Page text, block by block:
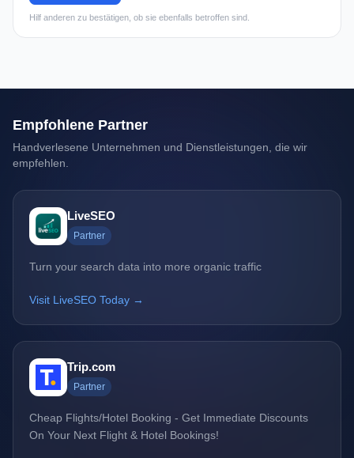
Hilf anderen zu bestätigen, ob sie ebenfalls betroffen sind.
Empfohlene Partner
Handverlesene Unternehmen und Dienstleistungen, die wir
empfehlen.
LiveSEO
Partner
Turn your search data into more organic traffic
Visit LiveSEO Today →
Trip.com
Partner
Cheap Flights/Hotel Booking - Get Immediate Discounts
On Your Next Flight & Hotel Bookings!